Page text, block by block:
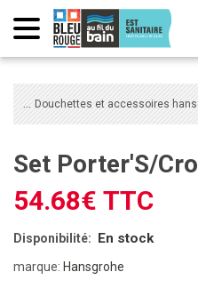
Douchettes et accessoires
Set Porter'S/
54.68€ TTC
Disponibilité: En stock
marque: Hansgrohe